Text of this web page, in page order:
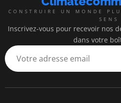
CONSTRUIRE UN MONDE
SENS
Inscrivez-vous pour recevoir nos
dans votre